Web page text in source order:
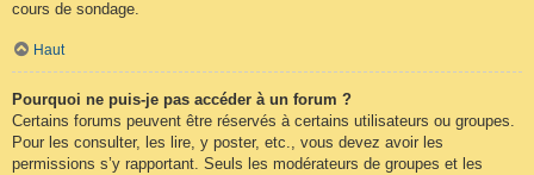
cours de sondage.
Haut
Pourquoi ne puis-je pas accéder à un forum ?
Certains forums peuvent être réservés à certains utilisateurs ou groupes.
Pour les consulter, les lire, y poster, etc., vous devez avoir les
permissions s’y rapportant. Seuls les modérateurs de groupes et les